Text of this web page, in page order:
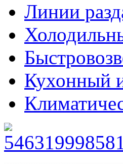
Линии
Кухонный